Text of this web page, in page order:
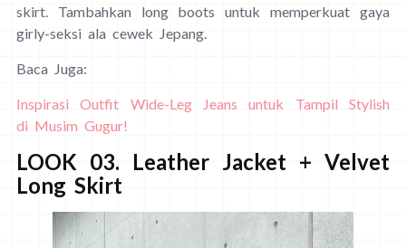
skirt. Tambahkan long boots untuk memperkuat gaya
girly-seksi ala cewek Jepang.
Baca Juga:
Inspirasi Outfit Wide-Leg Jeans untuk Tampil Stylish
di Musim Gugur!
LOOK 03. Leather Jacket + Velvet
Long Skirt